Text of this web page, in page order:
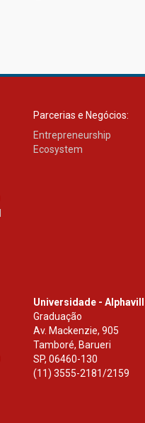
Parcerias e Negócios:
Entrepreneurship
Ecosystem
Universidade -
Graduação
Av. Mackenzie, 905
Tamboré, Barueri
SP,06460-130
(11) 3555-2181/2159